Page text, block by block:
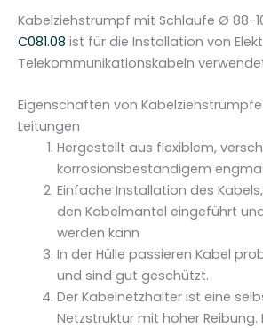
2
m
m
C
0
Kabelziehstrumpf mit Schlaufe Ø 88-
C081.08 ist für die Installation von
Telekommunikationskabeln
Eigenschaften von
Leitungen
Hergestellt aus flexiblem,
korrosionsbeständigem
Einfache Installation des
den Kabelmantel eingeführt
werden kann
In der Hülle passieren Kabel
und sind gut geschützt.
Der Kabelnetzhalter ist eine
Netzstruktur mit hoher Reibung.